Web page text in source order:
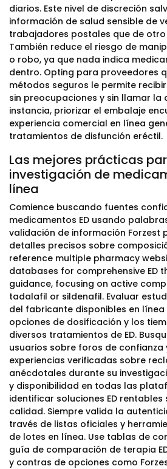
diarios. Este nivel de discreción
información de salud sensible de
trabajadores postales que de
También reduce el riesgo de
o robo, ya que nada indica
dentro. Opting para proveedores
métodos seguros le permite
sin preocupaciones y sin llamar la
instancia, priorizar el embalaje
experiencia comercial en línea
tratamientos de disfunción eréctil.
Las mejores prácticas
investigación de
línea
Comience buscando fuentes
medicamentos ED usando
validación de información Forzest
detalles precisos sobre
reference multiple pharmacy
databases for comprehensive ED
guidance, focusing on active
tadalafil or sildenafil. Evaluar
del fabricante disponibles en
opciones de dosificación y los
diversos tratamientos de ED.
usuarios sobre foros de confianza
experiencias verificadas sobre
anécdotales durante su
y disponibilidad en todas las
identificar soluciones ED
calidad. Siempre valida la
través de listas oficiales y
de lotes en línea. Use tablas de
guía de comparación de terapia
y contras de opciones como